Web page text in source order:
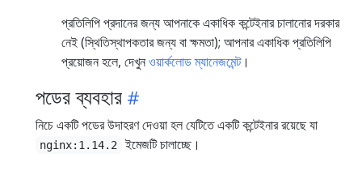
প্রতিলিপি প্রদানের জন্য আপনাকে একাধিক কন্টেইনার চালানোর দরকার
নেই (স্থিতিস্থাপকতার জন্য বা ক্ষমতা); আপনার একাধিক প্রতিলিপি
প্রয়োজন হলে, দেখুনওয়ার্কলোড ম্যানেজমেন্ট।
পডের ব্যবহার
নিচে একটি পডের উদাহরণ দেওয়া হল যেটিতে একটি কন্টেইনার রয়েছে যা
nginx:1.14.2 ইমেজটি চালাচ্ছে।